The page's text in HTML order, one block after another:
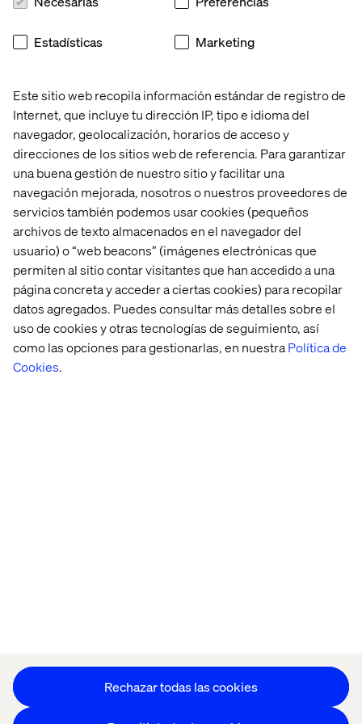
Este sitio web recopila información estándar de registro de
Internet, que incluye tu dirección IP, tipo e idioma del
navegador, geolocalización, horarios de acceso y
direcciones de los sitios web de referencia. Para garantizar
una buena gestión de nuestro sitio y facilitar una
navegación mejorada, nosotros o nuestros proveedores de
servicios también podemos usar cookies (pequeños
archivos de texto almacenados en el navegador del
usuario) o “web beacons” (imágenes electrónicas que
permiten al sitio contar visitantes que han accedido a una
página concreta y acceder a ciertas cookies) para recopilar
datos agregados. Puedes consultar más detalles sobre el
uso de cookies y otras tecnologías de seguimiento, así
como las opciones para gestionarlas, en nuestraPolítica de
Cookies.
Estadísticas Marketing
Rechazar todas las cookies
nosotros y por permitirnos ser parte de su éxito.
El Instituto Latinoamericano de Comercio Electrónico,
eCommerce Institute, en conjunto con sus capítulos
locales en América Latina instauró estos premios con el
objetivo de reconocer a las empresas que cumplen con
las buenas prácticas y con su constante trabajo hacen
posible el desarrollo de la Economía Digital en Chile y la
Región.
Conectemos